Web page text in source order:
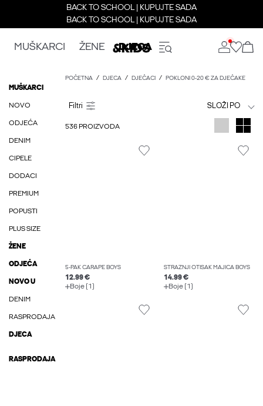
BACK TO SCHOOL | KUPUJTE SADA
BACK TO SCHOOL | KUPUJTE SADA
MUŠKARCI ŽENE DJECA
MUŠKARCI
NOVO
ODJEĆA
DENIM
CIPELE
DODACI
PREMIUM
POPUSTI
PLUS SIZE
ŽENE
ODJEĆA
NOVO U
DENIM
RASPRODAJA
DJECA
RASPRODAJA
POČETNA DJECA DJEČACI POKLONI 0-20 € ZA DJEČAKE
SLOŽI PO
536 PROIZVODA
5-PAK ČARAPE BOYS
12.99 €
Boje (1)
STRAŽNJI OTISAK MAJICA BOYS
14.99 €
Boje (1)